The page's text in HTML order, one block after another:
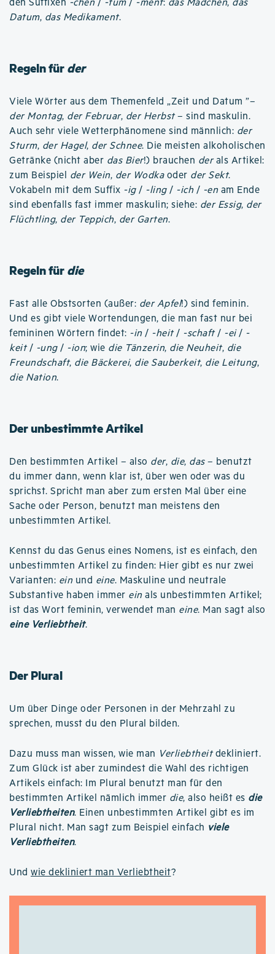
den Suffixen -chen / -tum/ -ment: das Mädchen, das
Datum, das Medikament.
Regeln fürder
Viele Wörter aus dem Themenfeld „Zeit und Datum ”–
der Montag, der Februar, der Herbst– sind maskulin.
Auch sehr viele Wetterphänomene sind männlich: der
Sturm, der Hagel, der Schnee. Die meisten alkoholischen
Getränke (nicht aber das Bier!) brauchen derals Artikel:
zum Beispiel der Wein, der Wodkaoder der Sekt.
Vokabeln mit dem Suffix -ig/ -ling/ -ich / -en am Ende
sind ebenfalls fast immer maskulin; siehe: der Essig, der
Flüchtling, der Teppich, der Garten.
Regeln fürdie
Fast alle Obstsorten (außer: der Apfel!) sind feminin.
Und es gibt viele Wortendungen, die man fast nur bei
femininen Wörtern findet: -in / -heit/ -schaft/ -ei/ -
keit/ -ung/ -ion; wie die Tänzerin, die Neuheit, die
Freundschaft, die Bäckerei, die Sauberkeit, die Leitung,
die Nation.
Der unbestimmte Artikel
Den bestimmten Artikel – also der, die, das– benutzt
du immer dann, wenn klar ist, über wen oder was du
sprichst. Spricht man aber zum ersten Mal über eine
Sache oder Person, benutzt man meistens den
unbestimmten Artikel.
Kennst du das Genus eines Nomens, ist es einfach, den
unbestimmten Artikel zu finden: Hier gibt es nur zwei
Varianten: ein und eine. Maskuline und neutrale
Substantive haben immer ein als unbestimmten Artikel;
ist das Wort feminin, verwendet man eine. Man sagt also
eine Verliebtheit.
Der Plural
Um über Dinge oder Personen in der Mehrzahl zu
sprechen, musst du den Plural bilden.
Dazu muss man wissen, wie man Verliebtheitdekliniert.
Zum Glück ist aber zumindest die Wahl des richtigen
Artikels einfach: Im Plural benutzt man für den
bestimmten Artikel nämlich immer die, also heißt es die
Verliebtheiten. Einen unbestimmten Artikel gibt es im
Plural nicht. Man sagt zum Beispiel einfach viele
Verliebtheiten.
Und wie dekliniert man Verliebtheit?